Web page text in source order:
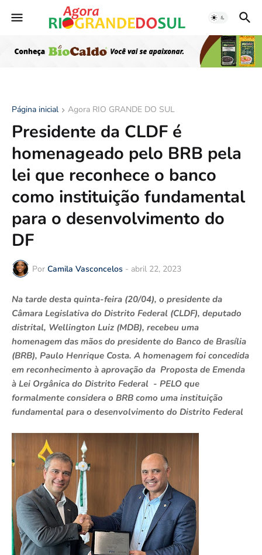
Página inicial Agora RIO GRANDE DO SUL
Presidente da CLDF é
homenageado pelo BRB pela
lei que reconhece o banco
como instituição fundamental
para o desenvolvimento do
DF
Por Camila Vasconcelos - abril 22, 2023
Na tarde desta quinta-feira (20/04), o presidente da
Câmara Legislativa do Distrito Federal (CLDF), deputado
distrital, Wellington Luiz (MDB), recebeu uma
homenagem das mãos do presidente do Banco de Brasília
(BRB), Paulo Henrique Costa. A homenagem foi concedida
em reconhecimento à aprovação da Proposta de Emenda
à Lei Orgânica do Distrito Federal - PELO que
formalmente considera o BRB como uma instituição
fundamental para o desenvolvimento do Distrito Federal